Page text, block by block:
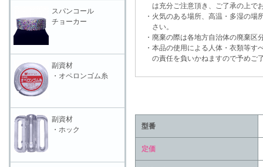
は充分ご注意頂き、ご了承の上で
・火気のある場所、高温・多湿の場
さい。
・廃棄の際は各地方自治体の廃棄区
・本品の使用による人体・衣類等す
の責任を負いかねますので予めご
型番
定価
スパンコール
チョーカー
副資材
・オペロンゴム糸
副資材
・ホック